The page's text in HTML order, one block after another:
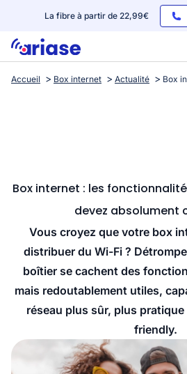
La fibre à partir de 22,99€
Box internet
Streaming
Accueil Box internet Actualité Box
Box internet : les
devez absolument
Vous croyez que votre box
distribuer du Wi-Fi ?
boîtier se cachent des
mais redoutablement utiles,
réseau plus sûr, plus
friendly.